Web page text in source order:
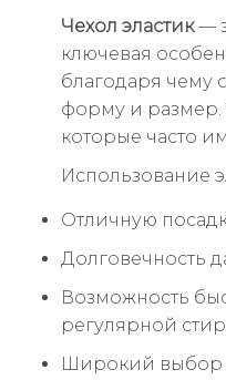
Чехол эластик—
ключевая
благодаря чему
форму и размер.
которые часто
Использование
Отличную
Долговечность
Возможность
регулярной
Широкий выбор